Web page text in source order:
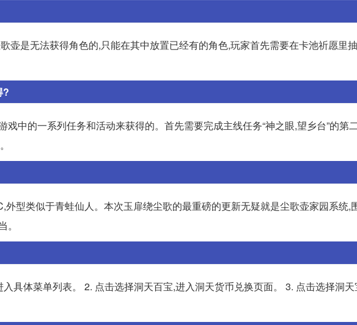
壶是无法获得角色的,只能在其中放置已经有的角色,玩家首先需要在卡池祈愿里
?
戏中的一系列任务和活动来获得的。首先需要完成主线任务“神之眼,望乡台”的第
型类似于青蛙仙人。本次玉扉绕尘歌的最重磅的更新无疑就是尘歌壶家园系统,
具体菜单列表。 2. 点击选择洞天百宝,进入洞天货币兑换页面。 3. 点击选择洞